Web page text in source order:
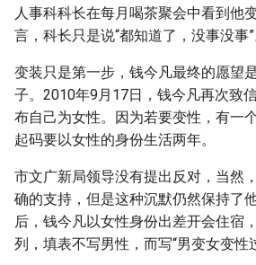
人事科科长在每月喝茶聚会中看到他
言，科长只是说“都知道了，没事没事”
变装只是第一步，钱今凡最终的愿望
子。2010年9月17日，钱今凡再次致
布自己为女性。因为若要变性，有一
起码要以女性的身份生活两年。
市文广新局领导没有提出反对，当然
确的支持，但是这种沉默仍然保持了
后，钱今凡以女性身份出差开会住宿
列，填表不写男性，而写“男变女变性